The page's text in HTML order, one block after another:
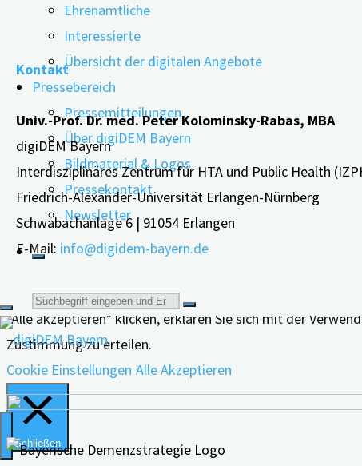
Ehrenamtliche
Interessierte
Übersicht der digitalen Angebote
Pressebereich
Pressemitteilungen
Über digiDEM Bayern
Bildmaterial & Logos
Pressekontakt
Newsletter
Suche
nach:
weiterlesen"Die
neue
S3-
Leitlinie
Demenzen
–
Evidenzbasierte
Handlungsempfehlungen"
Kontakt
Univ.-Prof. Dr. med. Peter Kolominsky-Rabas, MBA
digiDEM Bayern
Interdisziplinäres Zentrum für HTA und Public Health
Friedrich-Alexander-Universität Erlangen-Nürnberg
Schwabachanlage 6 | 91054 Erlangen
E-Mail: info@digidem-bayern.de
Wir verwenden Cookies auf unserer Website, um Ihnen
"Alle akzeptieren" klicken, erklären Sie sich mit der
Zustimmung zu erteilen.
Cookie Einstellungen Alle Akzeptieren
Schließen